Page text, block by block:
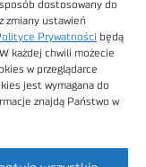
dostosowany do
zmiany ustawień
Prywatności będą
każdej chwili możecie
w przeglądarce
jest wymagana do
znajdą Państwo w